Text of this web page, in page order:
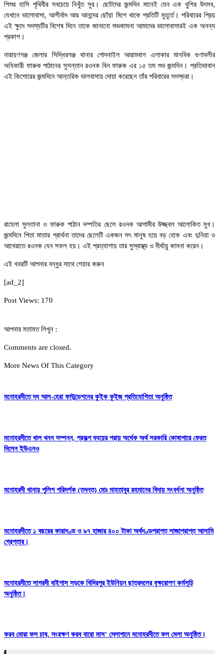
শিশুর হাসি পৃথিবীর সবচেয়ে নিখুঁত সুর। ছোটদের জন্মদিন মানেই যেন এক খুশির উৎসব,
যেখানে ভালোবাসা, আশীর্বাদ আর আনন্দের ছোঁয়া মিশে থাকে প্রতিটি মুহূর্তে। পরিবারের প্রিয়
এই ক্ষুদে সদস্যটির বিশেষ দিনে তাকে জানানো শুভকামনা আমাদের ভালোবাসারই এক অনন্য
প্রকাশ।
নারায়ণগঞ্জ জেলার সিদ্ধিরগঞ্জ থানার গোদনাইল আরামবাগ এলাকার মানবিক গুণাবলীর
অধিকারী ফারুক পাঠানের সুসন্তান রওনক বিন ফারুক এর ১৫ তম শুভ জন্মদিন। প্রতিভাবান
এই কিশোরের জন্মদিনে আন্তরিক ভালবাসায় দোয়া করেছেন তাঁর পরিবারের সদস্যরা।
রাহেলা সুলতানা ও ফারুক পাঠান দম্পতির ছেলে রওনক আগামীর উজ্জ্বল আলোকিত মুখ।
জন্মদিনে পিতা মাতার প্রার্থনা তাদের ছেলেটি একজন সৎ মানুষ হয়ে বড় হোক এবং দুনিয়া ও
আখেরাতে রওনক যেন সফল হয়। এই প্রত্যাশায় তার সুস্বাস্থ্য ও দীর্ঘায়ু কামনা করেন।
এই খবরটি আপনার বন্ধুর সাথে শেয়ার করুন
[ad_2]
Post Views: 170
আপনার মতামত লিখুন :
Comments are closed.
More News Of This Category
মনোহরদীতে দ্য আল-হেরা ফাউন্ডেশনের কুইক কুইজ প্রতিযোগিতা অনুষ্ঠিত
মনোহরদীতে খাল খনন সম্পন্ন, প্রকল্প ব্যয়ের প্রায় অর্ধেক অর্থ সরকারি কোষাগারে ফেরত
দিলেন ইউএনও
মনোহরদী থানায় পুলিশ পরিদর্শক (তদন্ত) মোঃ মাহতাবুর রহমানের বিদায় সংবর্ধনা অনুষ্ঠিত
মনোহরদীতে ১ বছরের কারাদণ্ড ও ৯৭ হাজার ৪০০ টাকা অর্থদণ্ডপ্রাপ্ত সাজাপ্রাপ্ত আসামি
গ্রেপ্তার।
মনোহরদীতে সাগরদী বাইপাস সড়কে খিদিরপুর ইউনিয়ন ছাত্রদলের বৃক্ষরোপণ কর্মসূচি
অনুষ্ঠিত।
করব মোরা ফল চাষ, সংরক্ষণ করব বারো মাস’ স্লোগানে মনোহরদীতে ফল মেলা অনুষ্ঠিত।